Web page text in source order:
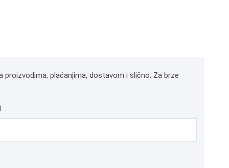
plaćanjima, dostavom i slično. Za brze